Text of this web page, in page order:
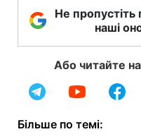
Не пропустіть
наші
Або читайте
Більше по темі: